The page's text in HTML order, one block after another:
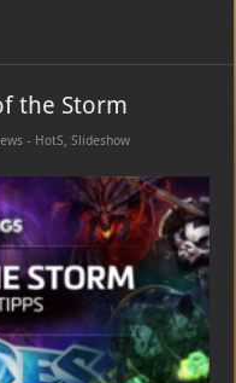
the Storm
- HotS,Slideshow